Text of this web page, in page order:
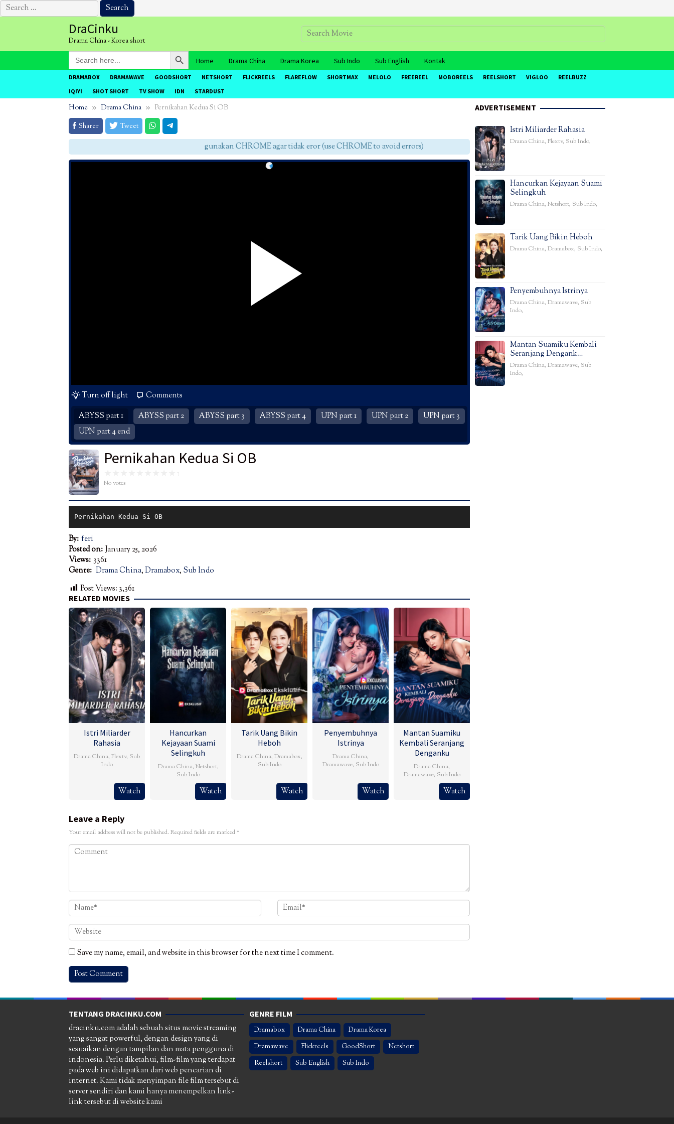
Search
for:
DraCinku
Drama China - Korea short
Search
for:
Search Button
Home Drama China Drama Korea Sub Indo Sub English Kontak
DRAMABOX DRAMAWAVE GOODSHORT NETSHORT FLICKREELS FLAREFLOW SHORTMAX MELOLO FREEREEL MOBOREELS REELSHORT VIGLOO
REELBUZZ
IQIYI
SHOT SHORT TV SHOW IDN STARDUST
Home Drama China
Pernikahan Kedua Si OB
Sharer
Tweet
gunakan CHROME agar tidak eror (use CHROME to avoid errors)
Turn off light
Comments
ABYSS part 1
ABYSS part 2 ABYSS part 3 ABYSS part 4 UPN part 1 UPN part 2
UPN part 3
UPN part 4 end
Pernikahan Kedua Si OB
No votes
Pernikahan Kedua Si OB
By: feri
Posted on: January 25, 2026
Views: 3361
Genre: Drama China,Dramabox, Sub Indo
Post Views: 3,361
RELATED MOVIES
Istri Miliarder
Rahasia
Drama China, Flextv, Sub
Indo
Watch
Hancurkan
Kejayaan Suami
Selingkuh
Drama China, Netshort,
Sub Indo
Watch
Tarik Uang Bikin
Heboh
Drama China, Dramabox,
Sub Indo
Watch
Penyembuhnya
Istrinya
Drama China,
Dramawave, Sub Indo
Watch
Mantan Suamiku
Kembali Seranjang
Denganku
Drama China,
Dramawave, Sub Indo
Watch
Leave a Reply
Your email address will not be published. Required fields are marked*
Save my name, email, and website in this browser for the next time I comment.
ADVERTISEMENT
Istri Miliarder Rahasia
Drama China, Flextv, Sub Indo,
Hancurkan Kejayaan Suami
Selingkuh
Drama China, Netshort, Sub Indo,
Tarik Uang Bikin Heboh
Drama China, Dramabox, Sub Indo,
Penyembuhnya Istrinya
Drama China, Dramawave, Sub
Indo,
Mantan Suamiku Kembali
Seranjang Dengank…
Drama China, Dramawave, Sub
Indo,
TENTANG DRACINKU.COM
dracinku.com adalah sebuah situs movie streaming
yang sangat powerful, dengan design yang di
sesuaikan dengan tampilan dan mata pengguna di
indonesia. Perlu diketahui, film-film yang terdapat
pada web ini didapatkan dari web pencarian di
internet. Kami tidak menyimpan file film tersebut di
server sendiri dan kami hanya menempelkan link-
link tersebut di website kami
GENRE FILM
Dramabox Drama China
Drama Korea
Dramawave
Flickreels GoodShort
Netshort
Reelshort
Sub English Sub Indo